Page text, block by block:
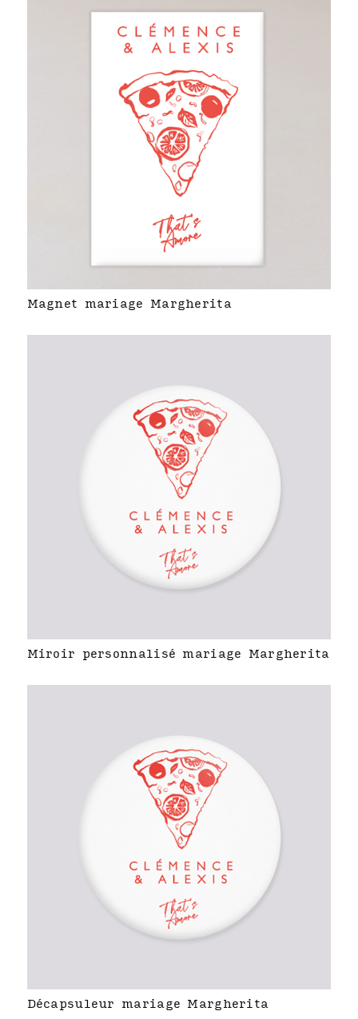
Magnet mariage Margherita
Miroir personnalisé mariage Margherita
Décapsuleur mariage Margherita